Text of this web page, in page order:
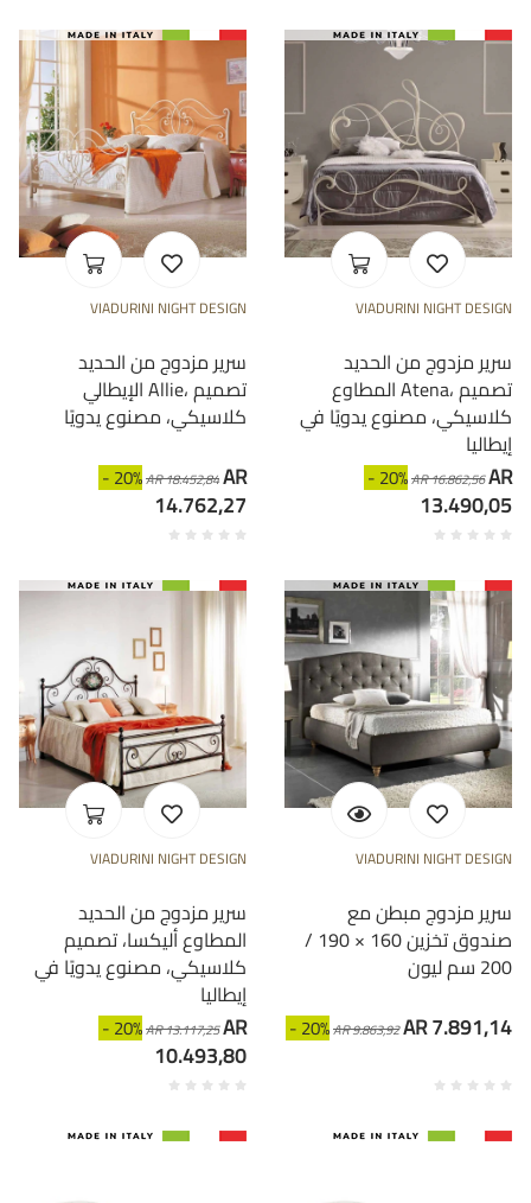
VIADURINI NIGHT DESIGN
سرير مزدوج من الحديد
الإيطالي Allie، تصميم
كلاسيكي، مصنوع يدويًا
- 20%AR 18.452,84AR
14.762,27
VIADURINI NIGHT DESIGN
سرير مزدوج من الحديد
المطاوع Atena، تصميم
كلاسيكي، مصنوع يدويًا في
إيطاليا
- 20%AR 16.862,56AR
13.490,05
VIADURINI NIGHT DESIGN
سرير مزدوج من الحديد
المطاوع أليكسا، تصميم
كلاسيكي، مصنوع يدويًا في
إيطاليا
- 20%AR 13.117,25AR
10.493,80
VIADURINI NIGHT DESIGN
سرير مزدوج مبطن مع
صندوق تخزين 160 × 190 /
200 سم ليون
- 20%AR 9.863,92AR 7.891,14